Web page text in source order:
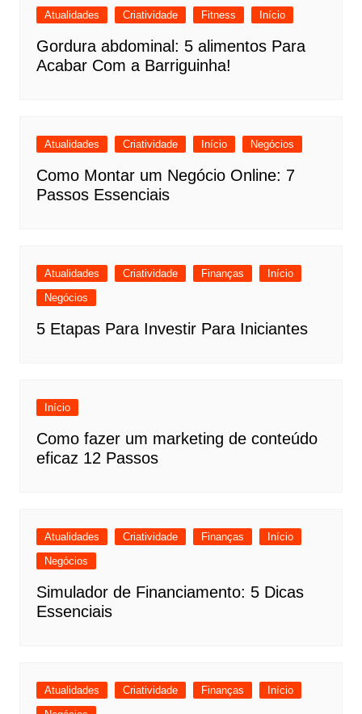
Atualidades Criatividade Fitness Início
Gordura abdominal: 5 alimentos Para
Acabar Com a Barriguinha!
Atualidades Criatividade Início Negócios
Como Montar um Negócio Online: 7
Passos Essenciais
Atualidades Criatividade Finanças
Início
Negócios
5 Etapas Para Investir Para Iniciantes
Início
Como fazer um marketing de conteúdo
eficaz 12 Passos
Atualidades Criatividade Finanças
Início
Negócios
Simulador de Financiamento: 5 Dicas
Essenciais
Atualidades Criatividade Finanças
Início